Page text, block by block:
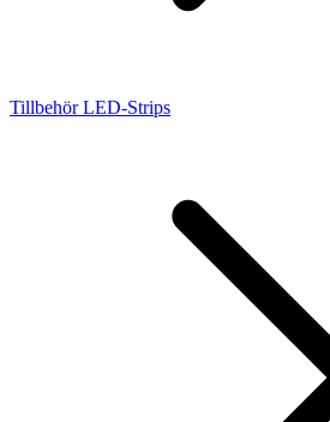
Tillbehör LED-Strips